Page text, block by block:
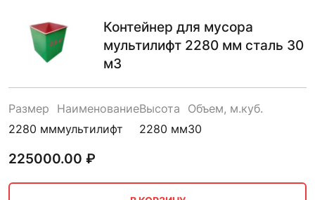
Контейнер для мусора
мультилифт 2280 мм сталь 30
м3
Размер
2280 мм
Наименование
мультилифт
Высота
2280 мм
Объем, м.куб.
30
225000.00 ₽